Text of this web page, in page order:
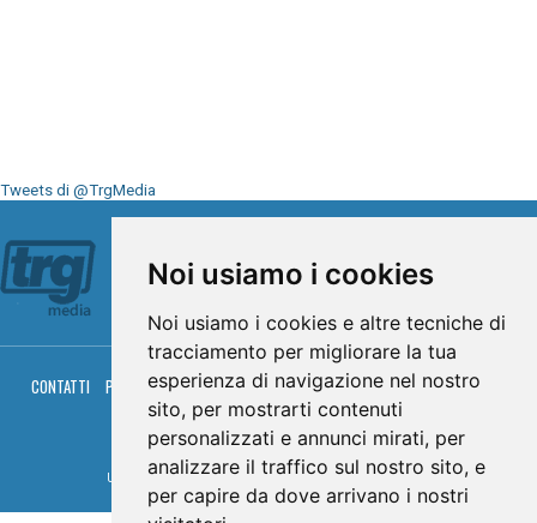
Noi usiamo i cookies
Noi usiamo i cookies e altre tecniche di
tracciamento per migliorare la tua
esperienza di navigazione nel nostro
sito, per mostrarti contenuti
personalizzati e annunci mirati, per
analizzare il traffico sul nostro sito, e
per capire da dove arrivano i nostri
Tweets di @TrgMedia
CONTATTI PRIVACY COOKIES PALINSESTO DIRETTA TV
DIRETTA RADIO
RGM HITRADIO
© TRG Media 2005-2026
Umbria Televisioni s.r.l. - P.I.00496230541 -www.trgmedia.it- Powered by